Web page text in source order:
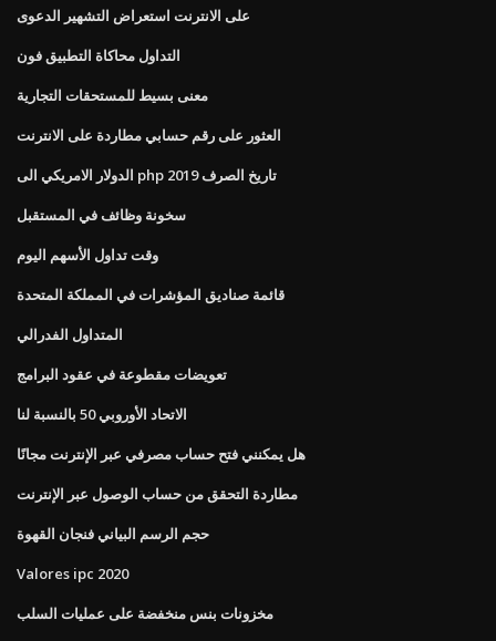
على الانترنت استعراض التشهير الدعوى
التداول محاكاة التطبيق فون
معنى بسيط للمستحقات التجارية
العثور على رقم حسابي مطاردة على الانترنت
الدولار الامريكي الى php تاريخ الصرف 2019
سخونة وظائف في المستقبل
وقت تداول الأسهم اليوم
قائمة صناديق المؤشرات في المملكة المتحدة
المتداول الفدرالي
تعويضات مقطوعة في عقود البرامج
الاتحاد الأوروبي 50 بالنسبة لنا
هل يمكنني فتح حساب مصرفي عبر الإنترنت مجانًا
مطاردة التحقق من حساب الوصول عبر الإنترنت
حجم الرسم البياني فنجان القهوة
Valores ipc 2020
مخزونات بنس منخفضة على عمليات السلب